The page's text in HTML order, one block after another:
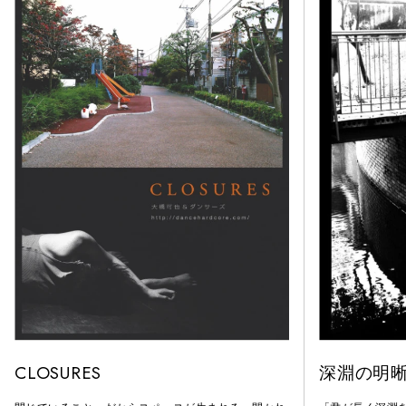
CLOSURES 深淵の明